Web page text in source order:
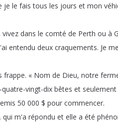
je le fais tous les jours et mon
vivez dans le comté de Perth ou à
entendu deux craquements. Je me
frappe. « Nom de Dieu, notre
quatre-vingt-dix bêtes et seulement
50 000 $ pour commencer.
, qui m'a répondu et elle a été